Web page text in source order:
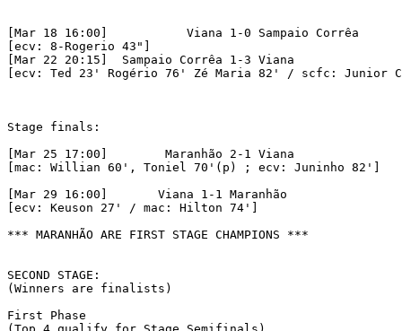
[Mar 18 16:00]	         Viana 1-0 Sampaio Corrêa	- Djalma Campos
[ecv: 8-Rogerio 43"]
[Mar 22 20:15]	Sampaio Corrêa 1-3 Viana		– Nhozinho Santos
[ecv: Ted 23' Rogério 76' Zé Maria 82' / scfc: Junior
Stage finals:
[Mar 25 17:00]	      Maranhão 2-1 Viana
[mac: Willian 60', Toniel 70'(p) ; ecv: Juninho 82']
[Mar 29 16:00]       Viana 1-1 Maranhão
[ecv: Keuson 27' / mac: Hilton 74']
*** MARANHÃO ARE FIRST STAGE CHAMPIONS ***
SECOND STAGE:
(Winners are finalists)
First Phase